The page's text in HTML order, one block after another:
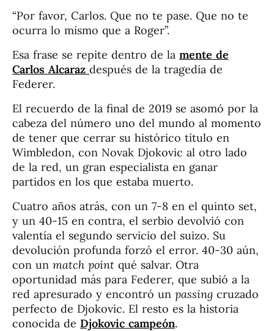
“Por favor, Carlos. Que no te pase. Que no te
ocurra lo mismo que a Roger”.
Esa frase se repite dentro de la mente de
Carlos Alcaraz después de la tragedia de
Federer.
El recuerdo de la final de 2019 se asomó por la
cabeza del número uno del mundo al momento
de tener que cerrar su histórico título en
Wimbledon, con Novak Djokovic al otro lado
de la red, un gran especialista en ganar
partidos en los que estaba muerto.
Cuatro años atrás, con un 7-8 en el quinto set,
y un 40-15 en contra, el serbio devolvió con
valentía el segundo servicio del suizo. Su
devolución profunda forzó el error. 40-30 aún,
con un match point qué salvar. Otra
oportunidad más para Federer, que subió a la
red apresurado y encontró un passing cruzado
perfecto de Djokovic. El resto es la historia
conocida de Djokovic campeón.